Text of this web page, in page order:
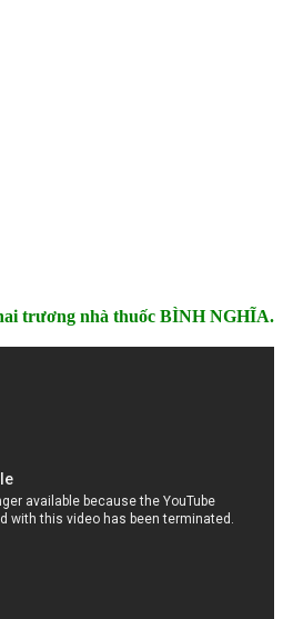
trương nhà thuốc BÌNH NGHĨA.